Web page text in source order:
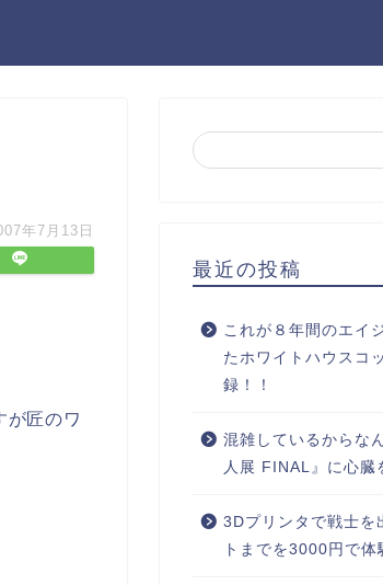
年7月13日
が匠のワ
最近の投稿
これが８年間のエイ
たホワイトハウスコ
録！！
混雑しているからな
人展 FINAL』に心臓
3Dプリンタで戦士を
トまでを3000円で体